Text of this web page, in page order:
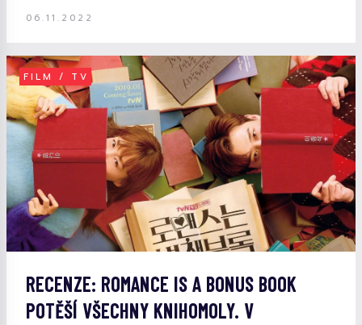
06.11.2022
FILM / TV
RECENZE: ROMANCE IS A BONUS BOOK
POTĚŠÍ VŠECHNY KNIHOMOLY. V